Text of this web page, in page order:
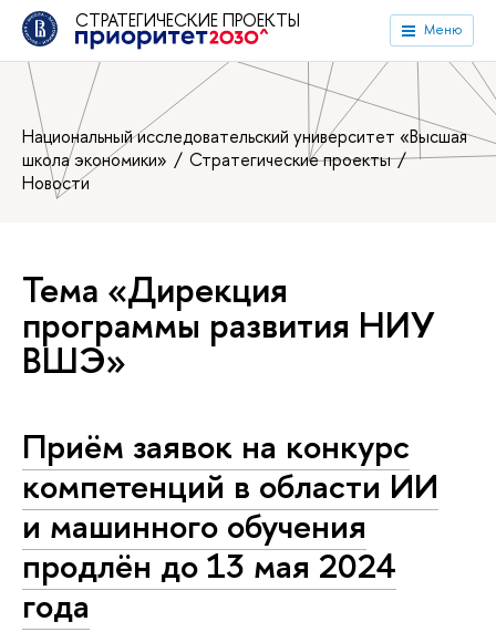
СТРАТЕГИЧЕСКИЕ ПРОЕКТЫ Меню
Национальный исследовательский университет «Высшая
школа экономики»
Стратегические проекты
Новости
Тема «Дирекция
программы развития НИУ
ВШЭ»
Приём заявок на конкурс
компетенций в области ИИ
и машинного обучения
продлён до 13 мая 2024
года